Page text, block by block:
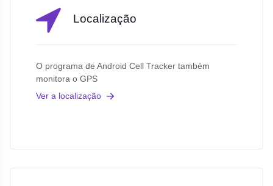
Localização
O programa de Android Cell Tracker também
monitora o GPS
Ver a localização